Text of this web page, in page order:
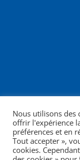
Nous utilisons des
offrir l'expérience
préférences et en
Tout accepter »,
cookies.